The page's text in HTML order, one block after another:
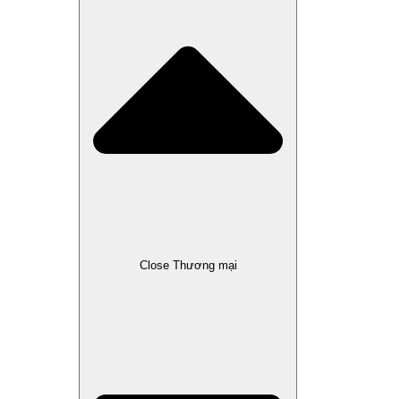
Close Thương mại